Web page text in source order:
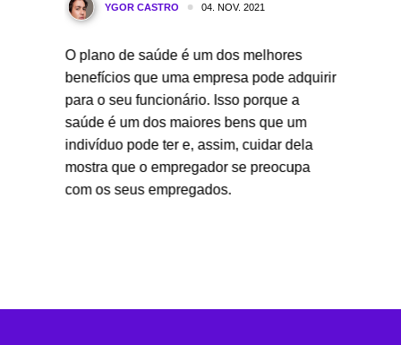
YGOR CASTRO 04. NOV. 2021
O plano de saúde é um dos melhores
benefícios que uma empresa pode adquirir
para o seu funcionário. Isso porque a
saúde é um dos maiores bens que um
indivíduo pode ter e, assim, cuidar dela
mostra que o empregador se preocupa
com os seus empregados.